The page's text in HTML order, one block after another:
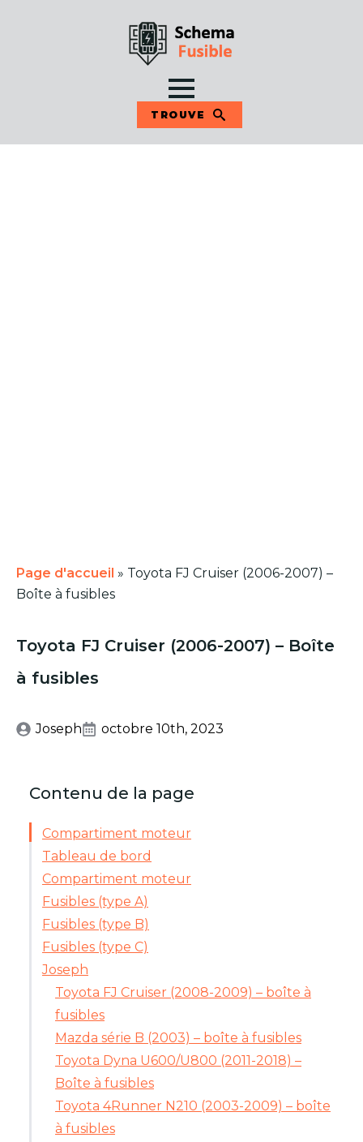
TROUVE
Page d'accueil » Toyota FJ Cruiser (2006-2007) –
Boîte à fusibles
Toyota FJ Cruiser (2006-2007) – Boîte
à fusibles
Joseph octobre 10th, 2023
Contenu de la page
Compartiment moteur
Tableau de bord
Compartiment moteur
Fusibles (type A)
Fusibles (type B)
Fusibles (type C)
Joseph
Toyota FJ Cruiser (2008-2009) – boîte à
fusibles
Mazda série B (2003) – boîte à fusibles
Toyota Dyna U600/U800 (2011-2018) –
Boîte à fusibles
Toyota 4Runner N210 (2003-2009) – boîte
à fusibles